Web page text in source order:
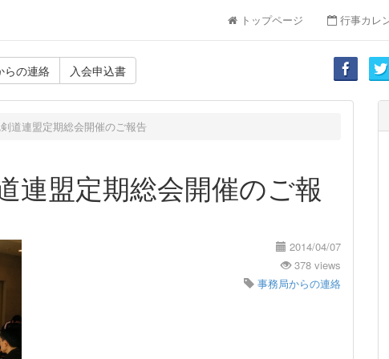
トップページ 行事カレ
らの連絡 入会申込書
道連盟定期総会開催のご報告
連盟定期総会開催のご報
2014/04/07
378 views
事務局からの連絡